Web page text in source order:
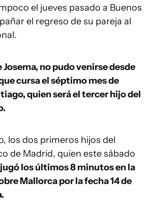
el jueves pasado a Buenos
el regreso de su pareja al
Josema, no pudo venirse desde
cursa el séptimo mes de
quien será el tercer hijo del
los dos primeros hijos del
de Madrid, quien este sábado
jugó los últimos 8 minutos en la
Mallorca por la fecha 14 de